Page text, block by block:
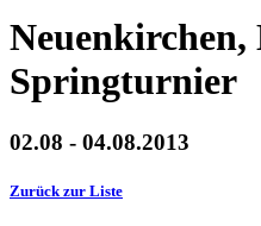
Neuenkirchen,
Springturnier
02.08 - 04.08.2013
Zurück zur Liste